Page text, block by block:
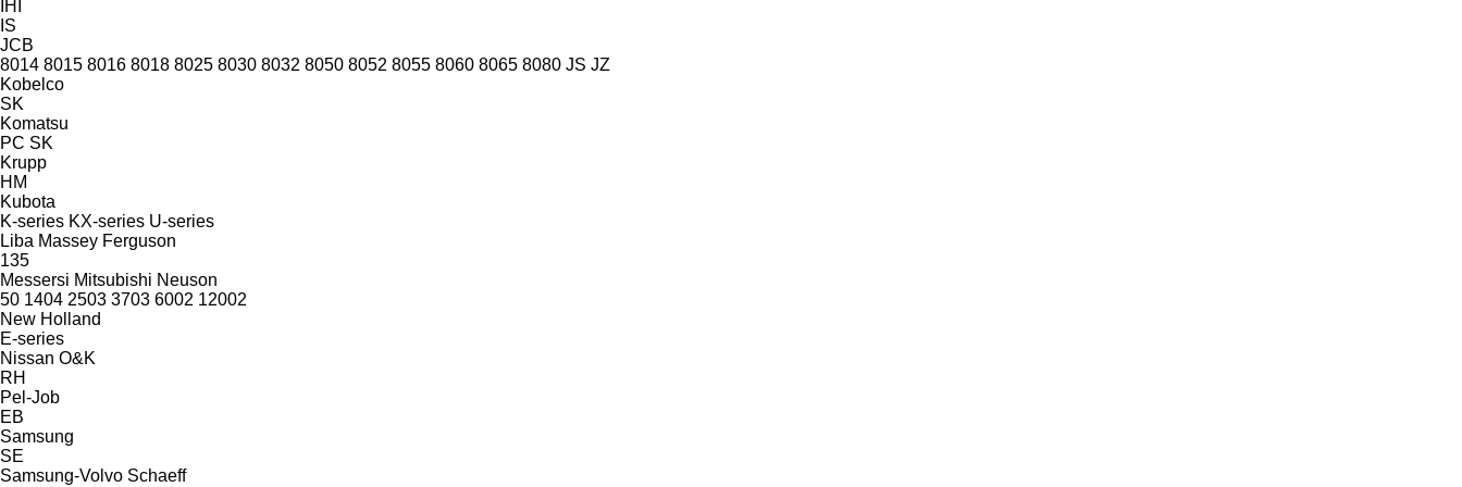
IHI
IS
JCB
8014 8015 8016 8018 8025 8030 8032 8050 8052 8055 8060 8065 8080 JS JZ
Kobelco
SK
Komatsu
PC SK
Krupp
HM
Kubota
K-series KX-series U-series
Liba Massey Ferguson
135
Messersi Mitsubishi Neuson
50 1404 2503 3703 6002 12002
New Holland
E-series
Nissan O&K
RH
Pel-Job
EB
Samsung
SE
Samsung-Volvo Schaeff